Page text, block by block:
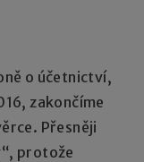
o účetnictví,
zakončíme
Přesněji
protože